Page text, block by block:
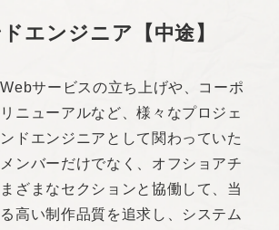
エンジニア【中途】
サービスの立ち上げや、コーポ
ニューアルなど、様々なプロジェ
ドエンジニアとして関わっていた
ンバーだけでなく、オフショアチ
ざまなセクションと協働して、当
高い制作品質を追求し、システム